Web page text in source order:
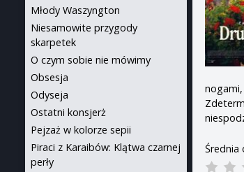
Średnia
Młody Waszyngton
Niesamowite przygody
skarpetek
O czym sobie nie mówimy
Obsesja
Odyseja
Ostatni konsjerż
Pejzaż w kolorze sepii
Piraci z Karaibów: Klątwa czarnej
perły